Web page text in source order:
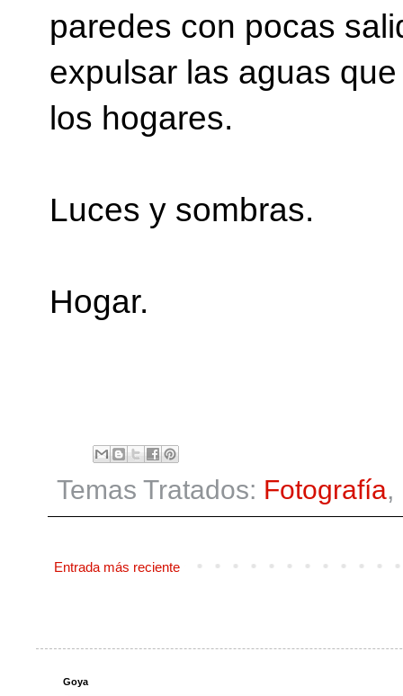
paredes con pocas
expulsar las aguas
los hogares.
Luces y sombras.
Hogar.
Temas Tratados: Fotografía,
Entrada más reciente
Goya